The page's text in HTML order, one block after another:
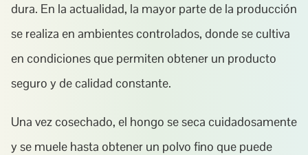
dura. En la actualidad, la mayor parte de la producción
se realiza en ambientes controlados, donde se cultiva
en condiciones que permiten obtener un producto
seguro y de calidad constante.
Una vez cosechado, el hongo se seca cuidadosamente
y se muele hasta obtener un polvo fino que puede